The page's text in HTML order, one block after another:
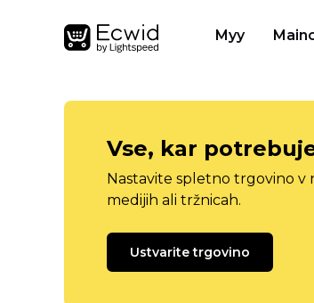
Myy
Vse, kar
Nastavite spletno trgovino
medijih ali tržnicah.
Ustvarite trgovino